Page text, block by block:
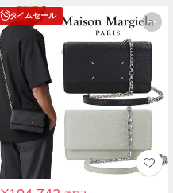
タイムセール